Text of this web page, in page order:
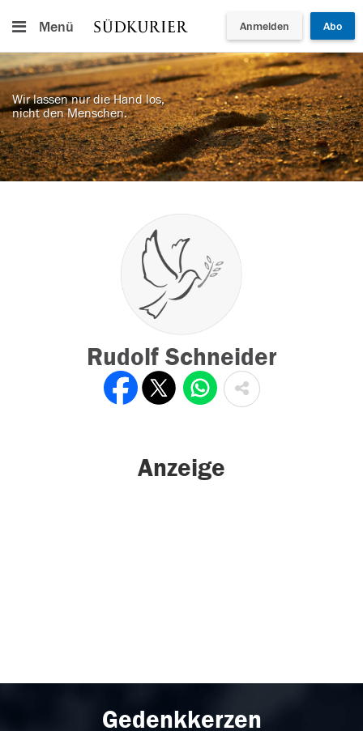
Menü Anmelden Abo
Wir lassen nur die Hand los,
nicht den Menschen.
Rudolf Schneider
Anzeige
Gedenkkerzen